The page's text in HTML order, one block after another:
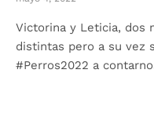
Victorina y Leticia, dos
distintas pero a su vez
#Perros2022 a